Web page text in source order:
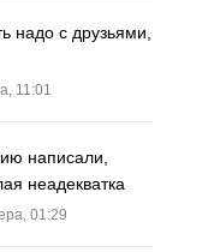
надо с друзьями,
11:01
написали,
неадекватка
01:29